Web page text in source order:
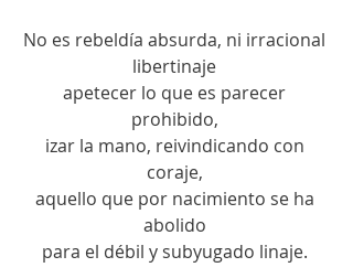
No es rebeldía absurda, ni irracional
libertinaje
apetecer lo que es parecer
prohibido,
izar la mano, reivindicando con
coraje,
aquello que por nacimiento se ha
abolido
para el débil y subyugado linaje.